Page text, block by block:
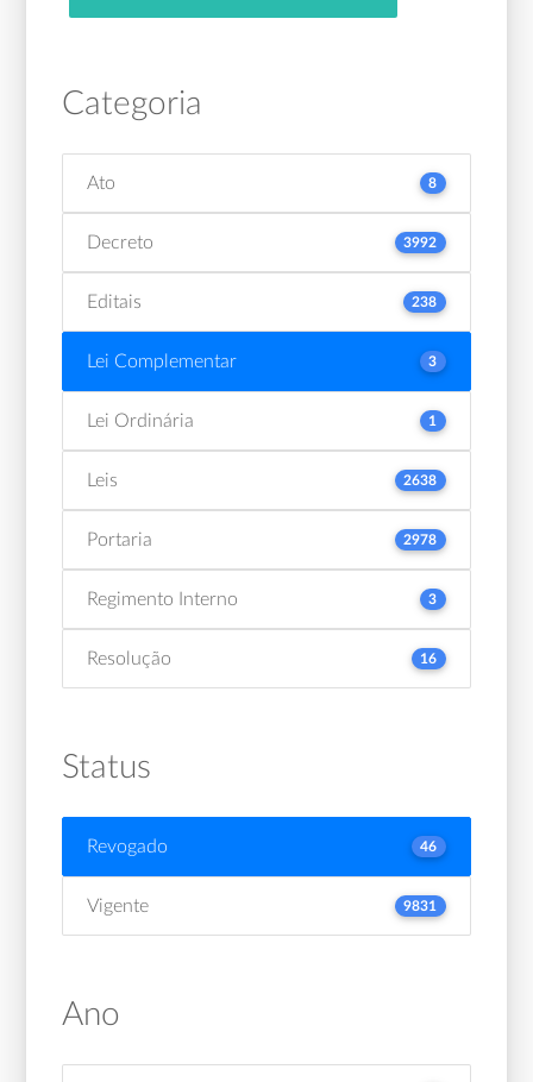
Categoria
Ato 8
Decreto 3992
Editais 238
Lei Complementar 3
Lei Ordinária 1
Leis 2638
Portaria 2978
Regimento Interno 3
Resolução 16
Status
Revogado 46
Vigente 9831
Ano